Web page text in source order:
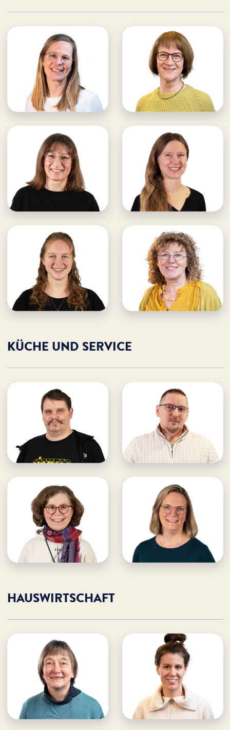
Georgia Mix
WDL Dünenhof
· Leitung Veranstaltungen
E-Mail an Georgia
Georgia unterstützen
Gabi Kallaß
WDL Dünenhof
· Assistenz Tagungen &
Seminare
E-Mail an Gabi
Gabi unterstützen
Sara Buhl
WDL Dünenhof
· Kinder- & Jugendfreizeiten
E-Mail an Sara
Sara unterstützen
Priscilla Niedballa
WDL Dünenhof
· Jugendfreizeiten
E-Mail an Priscilla
Priscilla unterstützen
WDL Dünenhof
· Kinderfreizeiten
E-Mail an Lea
Lea unterstützen
Anke Pagel
WDL Dünenhof
· Buchhandel
E-Mail an Anke
Anke unterstützen
KÜCHE UND SERVICE
Christoph Mertinat
WDL Dünenhof
· Koch Küche Ferien­hotel &
Gruppenhäus.
E-Mail an Christoph
Christoph unterstützen
Marcin Kojro
WDL Dünenhof
· Koch Küche Ferienhotel
E-Mail an Marcin
Marcin unterstützen
Uta Kügler
WDL Dünenhof
· Küche Gruppenhäuser
E-Mail an Uta
Uta unterstützen
Svenja Link
WDL Dünenhof
· Teamleitung Service
Speisesaal Ferienhotel
E-Mail an Svenja
Svenja unterstützen
HAUSWIRTSCHAFT
Ria Schmidt
WDL Dünenhof
· Teamleitung
Hauswirtschaft
E-Mail an Ria
Ria unterstützen
Tabea Büttner
WDL Dünenhof
· Hauswirtschaft
E-Mail an Tabea
Tabea unterstützen